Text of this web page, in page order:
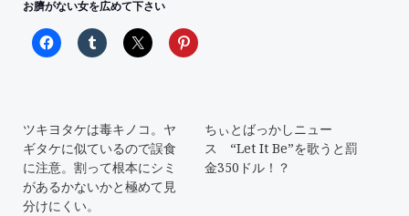
お臍がない女を広めて下さい
ツキヨタケは毒キノコ。ヤ
ギタケに似ているので誤食
に注意。割って根本にシミ
があるかないかと極めて見
分けにくい。
ちぃとばっかしニュー
ス “Let It Be”を歌うと罰
金350ドル！？